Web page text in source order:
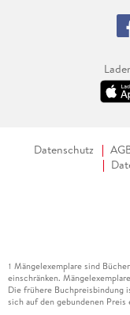
Datenschutz
1 Mängelexemplare sind
einschränken.
Die frühere Buchpreisbindung
sich auf den gebundenen Preis